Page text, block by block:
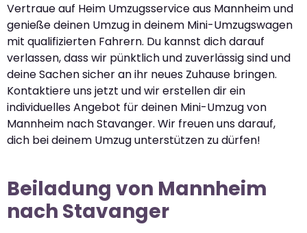
Vertraue auf Heim Umzugsservice aus Mannheim und
genieße deinen Umzug in deinem Mini-Umzugswagen
mit qualifizierten Fahrern. Du kannst dich darauf
verlassen, dass wir pünktlich und zuverlässig sind und
deine Sachen sicher an ihr neues Zuhause bringen.
Kontaktiere uns jetzt und wir erstellen dir ein
individuelles Angebot für deinen Mini-Umzug von
Mannheim nach Stavanger. Wir freuen uns darauf,
dich bei deinem Umzug unterstützen zu dürfen!
Beiladung von Mannheim
nach Stavanger